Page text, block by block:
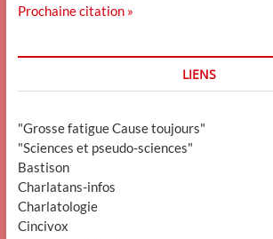
Prochaine citation »
LIENS
"Grosse fatigue Cause toujours"
"Sciences et pseudo-sciences"
Bastison
Charlatans-infos
Charlatologie
Cincivox